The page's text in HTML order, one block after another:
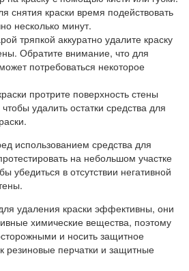
снятия краски время подействовать
несколько минут.
тряпкой аккуратно удалите краску
Обратите внимание, что для
потребоваться некоторое
протрите поверхность стены
удалить остатки средства для
использованием средства для
на небольшом участке
убедиться в отсутствии негативной
удаления краски эффективны, они
химические вещества, поэтому
и носить защитное
резиновые перчатки и защитные